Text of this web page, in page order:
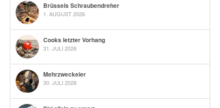
Brüssels Schraubendreher
1. AUGUST 2026
Cooks letzter Vorhang
31. JULI 2026
Mehrzweckeier
30. JULI 2026